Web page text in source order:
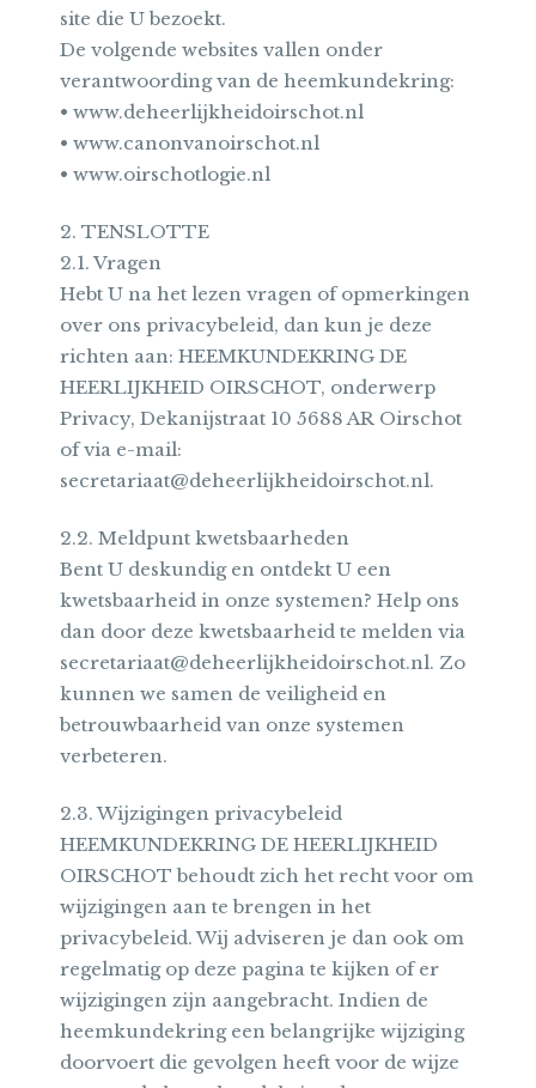
site die U bezoekt.
De volgende websites vallen onder
verantwoording van de heemkundekring:
• www.deheerlijkheidoirschot.nl
• www.canonvanoirschot.nl
• www.oirschotlogie.nl
2. TENSLOTTE
2.1. Vragen
Hebt U na het lezen vragen of opmerkingen
over ons privacybeleid, dan kun je deze
richten aan: HEEMKUNDEKRING DE
HEERLIJKHEID OIRSCHOT, onderwerp
Privacy, Dekanijstraat 10 5688 AR Oirschot
of via e-mail:
secretariaat@deheerlijkheidoirschot.nl.
2.2. Meldpunt kwetsbaarheden
Bent U deskundig en ontdekt U een
kwetsbaarheid in onze systemen? Help ons
dan door deze kwetsbaarheid te melden via
secretariaat@deheerlijkheidoirschot.nl. Zo
kunnen we samen de veiligheid en
betrouwbaarheid van onze systemen
verbeteren.
2.3. Wijzigingen privacybeleid
HEEMKUNDEKRING DE HEERLIJKHEID
OIRSCHOT behoudt zich het recht voor om
wijzigingen aan te brengen in het
privacybeleid. Wij adviseren je dan ook om
regelmatig op deze pagina te kijken of er
wijzigingen zijn aangebracht. Indien de
heemkundekring een belangrijke wijziging
doorvoert die gevolgen heeft voor de wijze